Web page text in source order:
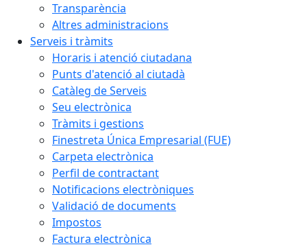
Transparència
Altres administracions
Serveis i tràmits
Horaris i atenció ciutadana
Punts d'atenció al ciutadà
Catàleg de Serveis
Seu electrònica
Tràmits i gestions
Finestreta Única Empresarial (FUE)
Carpeta electrònica
Perfil de contractant
Notificacions electròniques
Validació de documents
Impostos
Factura electrònica